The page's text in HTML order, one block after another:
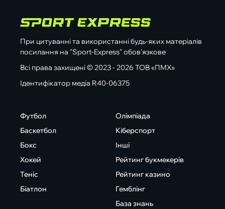
При цитуванні та використанні будь-яких матеріалів
посилання на "Sport-Express" обов'язкове
Всі права захищені © 2023 - 2026 ТОВ «ПМХ»
Ідентифікатор медіа R40-06375
Футбол
Баскетбол
Бокс
Хокей
Теніс
Біатлон
Олімпіада
Кіберспорт
Інші
Рейтинг букмекерів
Рейтинг казино
Гемблінг
База знань